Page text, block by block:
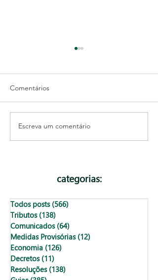
IR 2026: guia completo
para quem vai declarar
Comentários
Escreva um comentário
categorias:
Todos posts (566)
Tributos (138)
Comunicados (64)
Medidas Provisórias (12)
Economia (126)
Decretos (11)
Resoluções (138)